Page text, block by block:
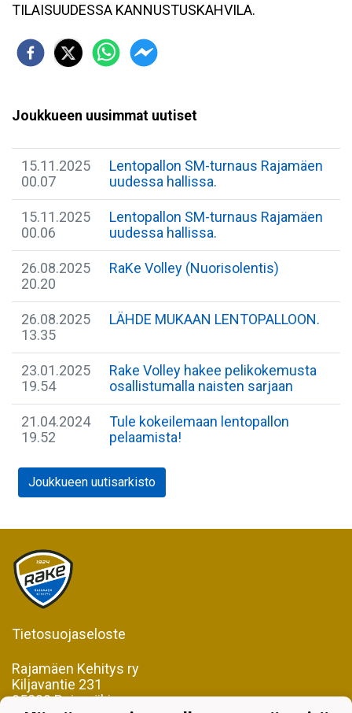
TILAISUUDESSA KANNUSTUSKAHVILA.
Joukkueen uusimmat uutiset
15.11.2025
00.07
Lentopallon SM-turnaus Rajamäen
uudessa hallissa.
15.11.2025
00.06
Lentopallon SM-turnaus Rajamäen
uudessa hallissa.
26.08.2025
20.20
RaKe Volley (Nuorisolentis)
26.08.2025
13.35
LÄHDE MUKAAN LENTOPALLOON.
23.01.2025
19.54
Rake Volley hakee pelikokemusta
osallistumalla naisten sarjaan
21.04.2024
19.52
Tule kokeilemaan lentopallon
pelaamista!
Joukkueen uutisarkisto
Tietosuojaseloste
Rajamäen Kehitys ry
Kiljavantie 231
05200 Rajamäki